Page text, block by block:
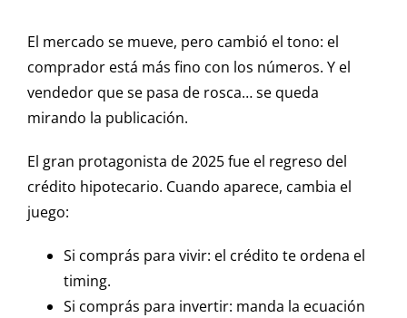
El mercado se mueve, pero cambió el tono: el
comprador está más fino con los números. Y el
vendedor que se pasa de rosca… se queda
mirando la publicación.
El gran protagonista de 2025 fue el regreso del
crédito hipotecario. Cuando aparece, cambia el
juego:
Si comprás para vivir: el crédito te ordena el
timing.
Si comprás para invertir: manda la ecuación